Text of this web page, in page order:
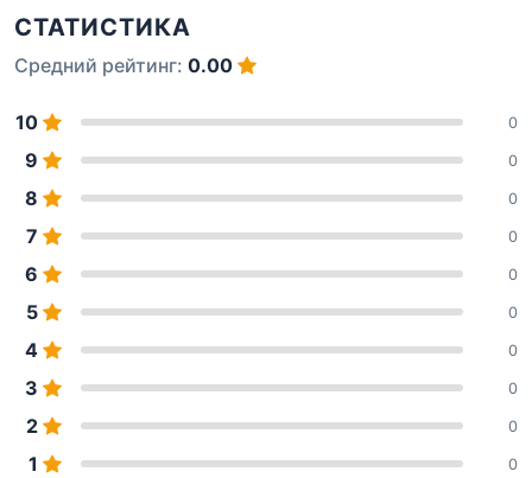
СТАТИСТИКА
Средний рейтинг: 0.00
10 0
9 0
8 0
7 0
6 0
5 0
4 0
3 0
2 0
1 0